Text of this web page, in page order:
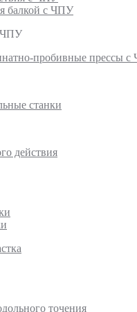
балкой с ЧПУ
ЧПУ
пробивные прессы
станки
действия
точения